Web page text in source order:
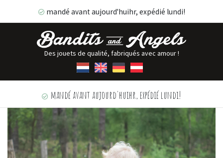
mandé avant aujourd'huihr, expédié lundi!
Des jouets de qualité, fabriqués avec amour !
mandé avant aujourd'huihr, expédié lundi!